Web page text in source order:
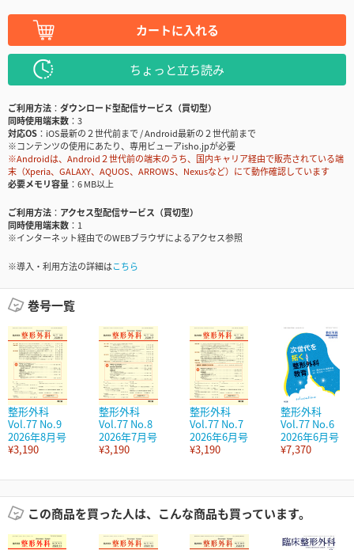
カートに入れる
ちょっと立ち読み
ご利用方法
ダウンロード型配信サービス（買切型）
同時使用端末数
3
対応OS
iOS最新の２世代前まで / Android最新の２世代前まで
※コンテンツの使用にあたり、専用ビューアisho.jpが必要
※Androidは、Android２世代前の端末のうち、国内キャリア経由で販売されている端
末（Xperia、GALAXY、AQUOS、ARROWS、Nexusなど）にて動作確認しています
必要メモリ容量
6 MB以上
ご利用方法
アクセス型配信サービス（買切型）
同時使用端末数
1
※インターネット経由でのWEBブラウザによるアクセス参照
※導入・利用方法の詳細はこちら
巻号一覧
整形外科
Vol.77 No.9
2026年8月号
¥3,190
整形外科
Vol.77 No.8
2026年7月号
¥3,190
整形外科
Vol.77 No.7
2026年6月号
¥3,190
整形外科
Vol.77 No.6
2026年6月号
¥7,370
この商品を買った人は、こんな商品も買っています。